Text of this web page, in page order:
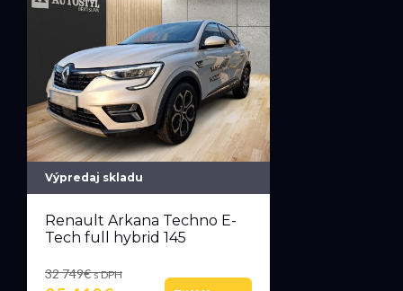
Výpredaj skladu
Renault Arkana Techno E-
Tech full hybrid 145
32 749€s DPH